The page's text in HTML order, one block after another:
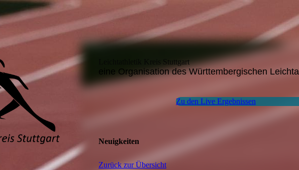
Leichtathletik Kreis Stuttgart
eine Organisation des Württembergischen
Zu den Live Ergebnissen
Neuigkeiten
Zurück zur Übersicht